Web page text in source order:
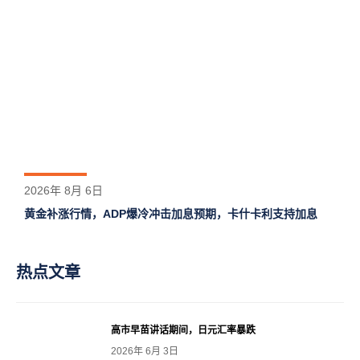
2026年 8月 6日
黄金补涨行情，ADP爆冷冲击加息预期，卡什卡利支持加息
热点文章
高市早苗讲话期间，日元汇率暴跌
2026年 6月 3日